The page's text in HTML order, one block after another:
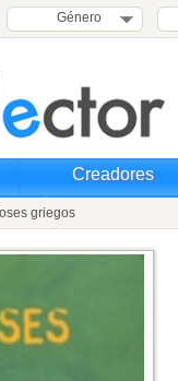
Género
Creadores
griegos